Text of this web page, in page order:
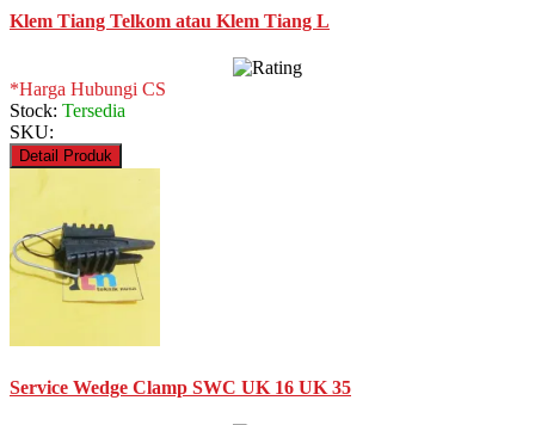
Klem Tiang Telkom atau Klem Tiang L
*Harga Hubungi CS
Stock: Tersedia
SKU:
Detail Produk
Service Wedge Clamp SWC UK 16 UK 35